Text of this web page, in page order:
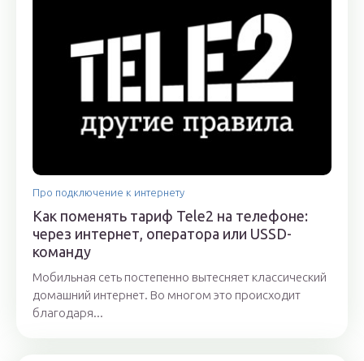
Про подключение к интернету
Как поменять тариф Tele2 на телефоне:
через интернет, оператора или USSD-
команду
Мобильная сеть постепенно вытесняет классический
домашний интернет. Во многом это происходит
благодаря...